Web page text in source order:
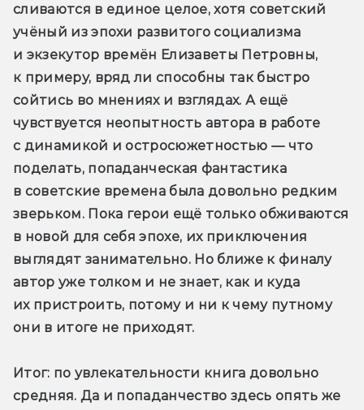
сливаются в единое целое, хотя советский
учёный из эпохи развитого социализма
и экзекутор времён Елизаветы Петровны,
к примеру, вряд ли способны так быстро
сойтись во мнениях и взглядах. А ещё
чувствуется неопытность автора в работе
с динамикой и остросюжетностью — что
поделать, попаданческая фантастика
в советские времена была довольно редким
зверьком. Пока герои ещё только обживаются
в новой для себя эпохе, их приключения
выглядят занимательно. Но ближе к финалу
автор уже толком и не знает, как и куда
их пристроить, потому и ни к чему путному
они в итоге не приходят.
Итог: по увлекательности книга довольно
средняя. Да и попаданчество здесь опять же